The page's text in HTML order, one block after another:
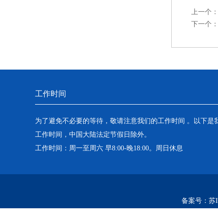
上一个：
下一个：
工作时间
为了避免不必要的等待，敬请注意我们的工作时间 。以下是
工作时间，中国大陆法定节假日除外。
工作时间：周一至周六 早8:00-晚18:00。周日休息
备案号： 苏